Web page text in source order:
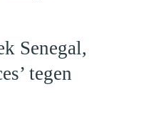
Senegal,
tegen